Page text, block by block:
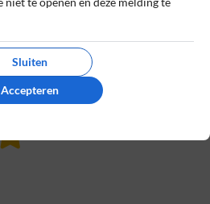
14:35
Sluiten
Accepteren